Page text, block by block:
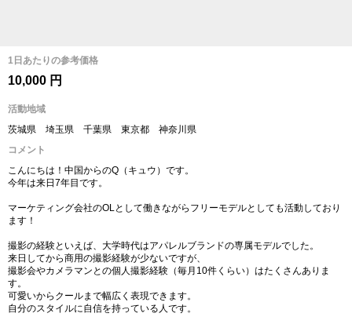
1日あたりの参考価格
10,000 円
活動地域
茨城県 埼玉県 千葉県 東京都 神奈川県
コメント
こんにちは！中国からのQ（キュウ）です。
今年は来日7年目です。
マーケティング会社のOLとして働きながらフリーモデルとしても活動しており
ます！
撮影の経験といえば、大学時代はアパレルブランドの専属モデルでした。
来日してから商用の撮影経験が少ないですが、
撮影会やカメラマンとの個人撮影経験（毎月10件くらい）はたくさんありま
す。
可愛いからクールまで幅広く表現できます。
自分のスタイルに自信を持っている人です。